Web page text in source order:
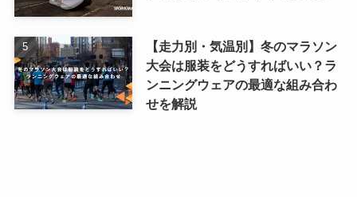
【走力別・気温別】冬のマラソン
大会は服装をどうすればいい？ラ
ンニングウェアの最適な組み合わ
せを解説